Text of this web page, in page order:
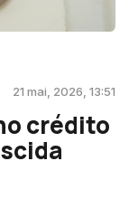
21 mai, 2026, 13:51
crédito